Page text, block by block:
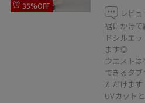
35%OFF
レビュ
裾にかけ
ドシルエ
ます◎
ウエスト
できるタ
ただけます
UVカット